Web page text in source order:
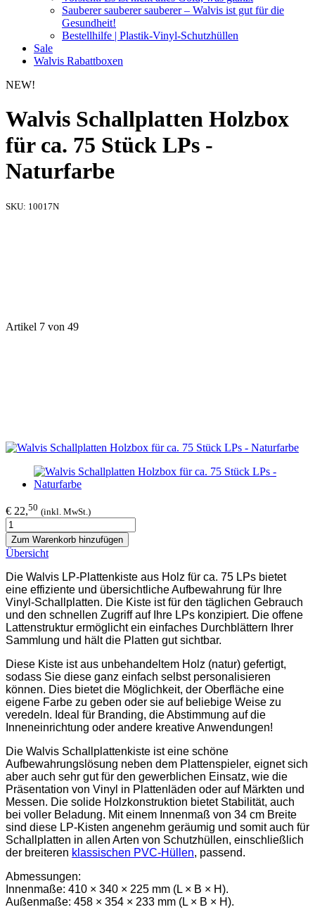
Sauberer sauberer sauberer – Walvis ist gut für die
Gesundheit!
Bestellhilfe | Plastik-Vinyl-Schutzhüllen
Sale
Walvis Rabattboxen
NEW!
Walvis Schallplatten Holzbox
für ca. 75 Stück LPs -
Naturfarbe
SKU: 10017N
Artikel 7 von 49
€ 22,50 (inkl. MwSt.)
Zum Warenkorb hinzufügen
Übersicht
Die Walvis LP-Plattenkiste aus Holz für ca. 75 LPs bietet
eine effiziente und übersichtliche Aufbewahrung für Ihre
Vinyl-Schallplatten. Die Kiste ist für den täglichen Gebrauch
und den schnellen Zugriff auf Ihre LPs konzipiert. Die offene
Lattenstruktur ermöglicht ein einfaches Durchblättern Ihrer
Sammlung und hält die Platten gut sichtbar.
Diese Kiste ist aus unbehandeltem Holz (natur) gefertigt,
sodass Sie diese ganz einfach selbst personalisieren
können. Dies bietet die Möglichkeit, der Oberfläche eine
eigene Farbe zu geben oder sie auf beliebige Weise zu
veredeln. Ideal für Branding, die Abstimmung auf die
Inneneinrichtung oder andere kreative Anwendungen!
Die Walvis Schallplattenkiste ist eine schöne
Aufbewahrungslösung neben dem Plattenspieler, eignet sich
aber auch sehr gut für den gewerblichen Einsatz, wie die
Präsentation von Vinyl in Plattenläden oder auf Märkten und
Messen. Die solide Holzkonstruktion bietet Stabilität, auch
bei voller Beladung. Mit einem Innenmaß von 34 cm Breite
sind diese LP-Kisten angenehm geräumig und somit auch für
Schallplatten in allen Arten von Schutzhüllen, einschließlich
der breiteren klassischen PVC-Hüllen, passend.
Abmessungen:
Innenmaße: 410 × 340 × 225 mm (L × B × H).
Außenmaße: 458 × 354 × 233 mm (L × B × H).